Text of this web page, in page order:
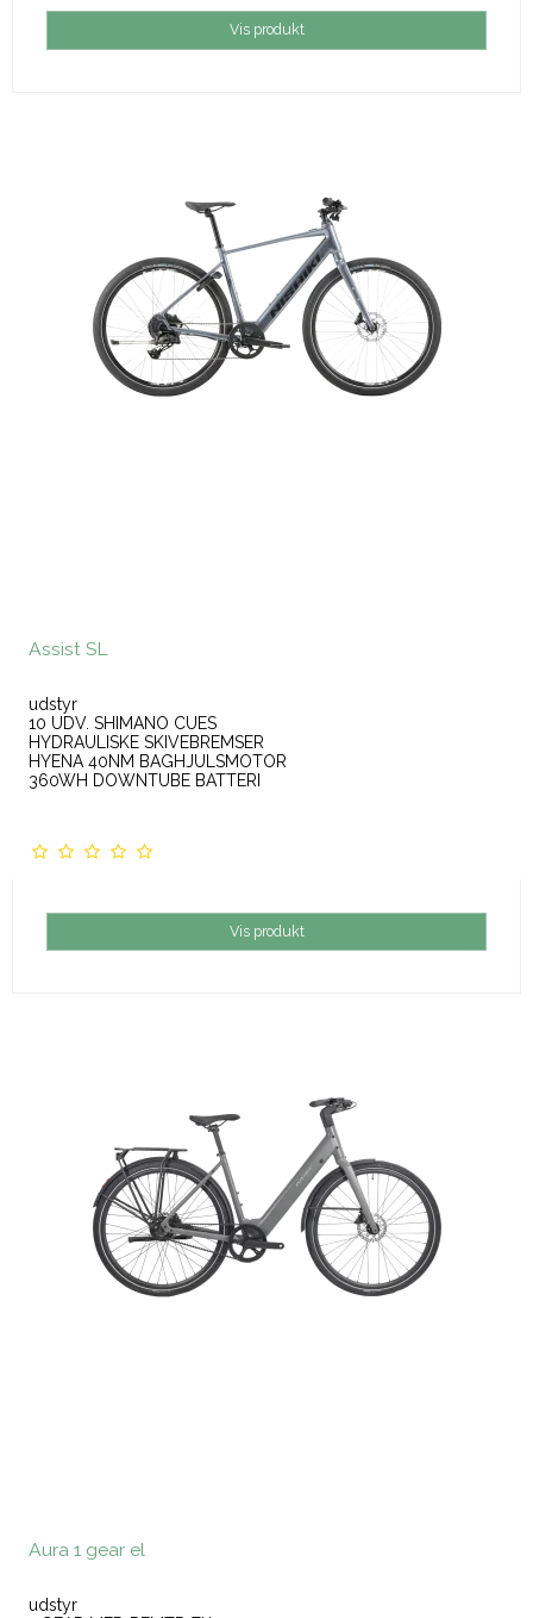
Vis produkt
Assist SL
udstyr
10 UDV. SHIMANO CUES
HYDRAULISKE SKIVEBREMSER
HYENA 40NM BAGHJULSMOTOR
360WH DOWNTUBE BATTERI
Vis produkt
Aura 1 gear el
udstyr